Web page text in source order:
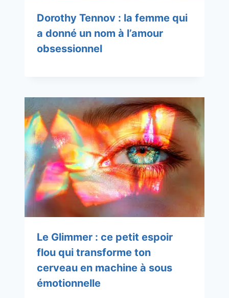
Dorothy Tennov : la femme qui
a donné un nom à l’amour
obsessionnel
Le Glimmer : ce petit espoir
flou qui transforme ton
cerveau en machine à sous
émotionnelle